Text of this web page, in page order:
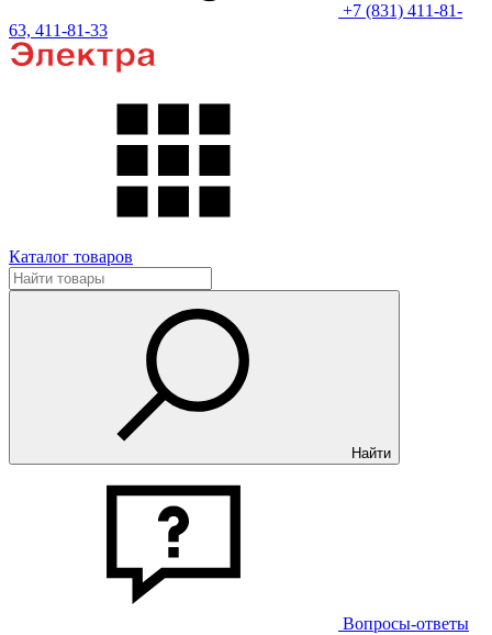
+7 (831) 411-81-
63, 411-81-33
Каталог товаров
Найти
Вопросы-ответы